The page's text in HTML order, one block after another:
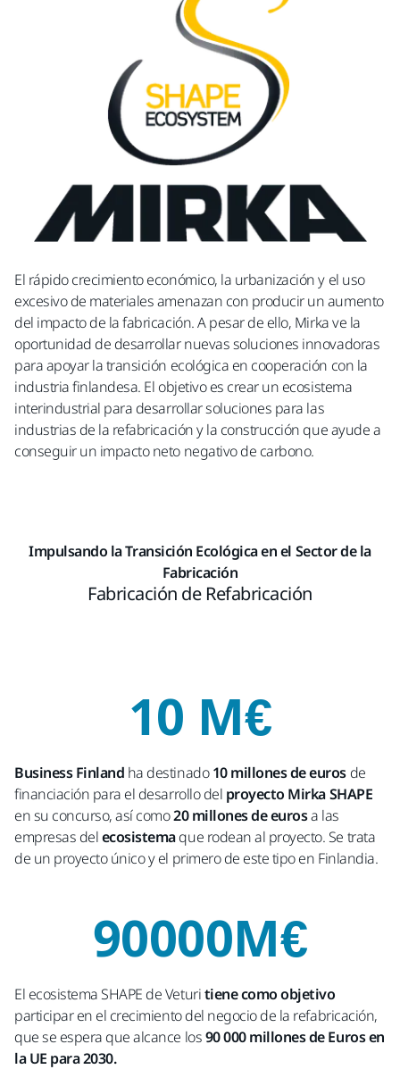
El rápido crecimiento económico, la urbanización y el uso
excesivo de materiales amenazan con producir un aumento
del impacto de la fabricación. A pesar de ello, Mirka ve la
oportunidad de desarrollar nuevas soluciones innovadoras
para apoyar la transición ecológica en cooperación con la
industria finlandesa. El objetivo es crear un ecosistema
interindustrial para desarrollar soluciones para las
industrias de la refabricación y la construcción que ayude a
conseguir un impacto neto negativo de carbono.
Impulsando la Transición Ecológica en el Sector de la
Fabricación
Fabricación de Refabricación
10 M€
Business Finland ha destinado10 millones de euros de
financiación para el desarrollo del proyecto Mirka SHAPE
en su concurso, así como20 millones de eurosa las
empresas delecosistemaque rodean al proyecto. Se trata
de un proyecto único y el primero de este tipo en Finlandia.
90000M€
El ecosistema SHAPE de Veturitiene como objetivo
participar en el crecimiento del negocio de la refabricación,
que se espera que alcance los90 000 millones de Euros en
la UE para 2030.